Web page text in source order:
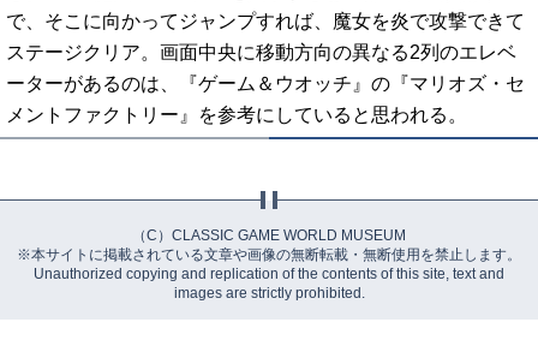
で、そこに向かってジャンプすれば、魔女を炎で攻撃できて
ステージクリア。画面中央に移動方向の異なる2列のエレベ
ーターがあるのは、『ゲーム＆ウオッチ』の『マリオズ・セ
メントファクトリー』を参考にしていると思われる。
（C）CLASSIC GAME WORLD MUSEUM
※本サイトに掲載されている文章や画像の無断転載・無断使用を禁止します。
Unauthorized copying and replication of the contents of this site, text and
images are strictly prohibited.